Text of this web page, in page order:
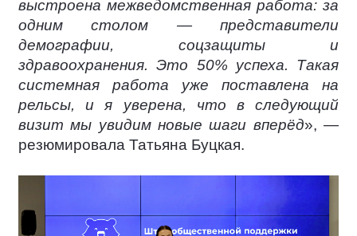
выстроена межведомственная работа: за
одним столом — представители
демографии, соцзащиты и
здравоохранения. Это 50% успеха. Такая
системная работа уже поставлена на
рельсы, и я уверена, что в следующий
визит мы увидим новые шаги вперёд», —
резюмировала Татьяна Буцкая.